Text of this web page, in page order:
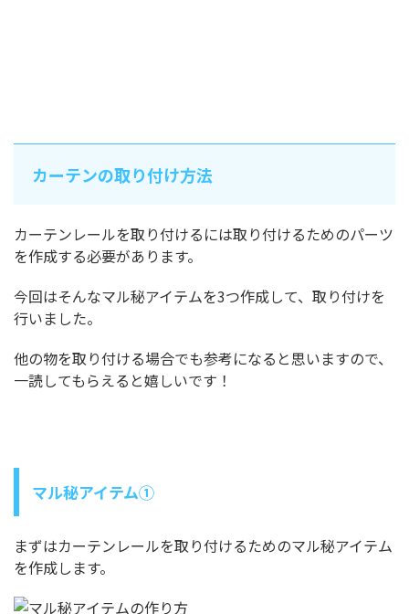
カーテンの取り付け方法
カーテンレールを取り付けるには取り付けるためのパーツ
を作成する必要があります。
今回はそんなマル秘アイテムを3つ作成して、取り付けを
行いました。
他の物を取り付ける場合でも参考になると思いますので、
一読してもらえると嬉しいです！
マル秘アイテム①
まずはカーテンレールを取り付けるためのマル秘アイテム
を作成します。